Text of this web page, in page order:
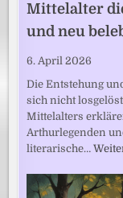
Mittelalter
und neu
6. April 2026
Die Entstehung
sich nicht
Mittelalters
Arthurlegenden
literarische…